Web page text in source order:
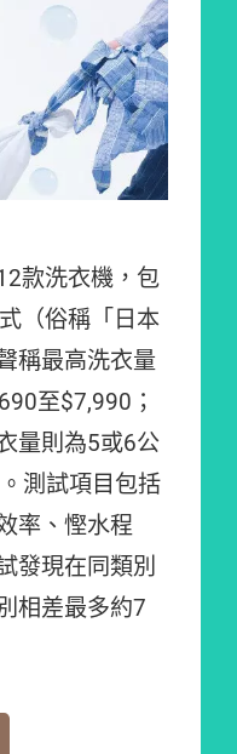
款洗衣機，包
（俗稱「日本
稱最高洗衣量
至$7,990；
量則為5或6公
測試項目包括
率、慳水程
發現在同類別
相差最多約7